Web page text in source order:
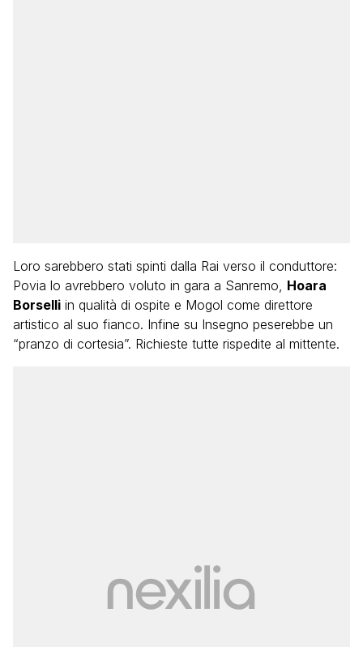
Loro sarebbero stati spinti dalla Rai verso il conduttore:
Povia lo avrebbero voluto in gara a Sanremo, Hoara
Borselli in qualità di ospite e Mogol come direttore
artistico al suo fianco. Infine su Insegno peserebbe un
“pranzo di cortesia”. Richieste tutte rispedite al mittente.